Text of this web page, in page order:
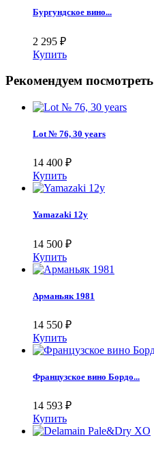
Бургундское вино...
2 295 ₽
Купить
Рекомендуем посмотреть
Lot № 76, 30 years
14 400 ₽
Купить
Yamazaki 12y
14 500 ₽
Купить
Арманьяк 1981
14 550 ₽
Купить
Французское вино Бордо...
14 593 ₽
Купить